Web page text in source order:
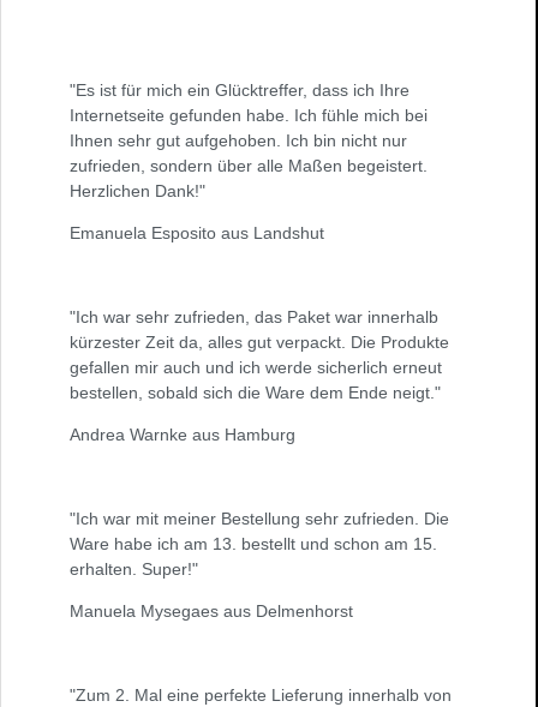
"Es ist für mich ein Glücktreffer, dass ich Ihre
Internetseite gefunden habe. Ich fühle mich bei
Ihnen sehr gut aufgehoben. Ich bin nicht nur
zufrieden, sondern über alle Maßen begeistert.
Herzlichen Dank!"
Emanuela Esposito aus Landshut
"Ich war sehr zufrieden, das Paket war innerhalb
kürzester Zeit da, alles gut verpackt. Die Produkte
gefallen mir auch und ich werde sicherlich erneut
bestellen, sobald sich die Ware dem Ende neigt."
Andrea Warnke aus Hamburg
"Ich war mit meiner Bestellung sehr zufrieden. Die
Ware habe ich am 13. bestellt und schon am 15.
erhalten. Super!"
Manuela Mysegaes aus Delmenhorst
"Zum 2. Mal eine perfekte Lieferung innerhalb von